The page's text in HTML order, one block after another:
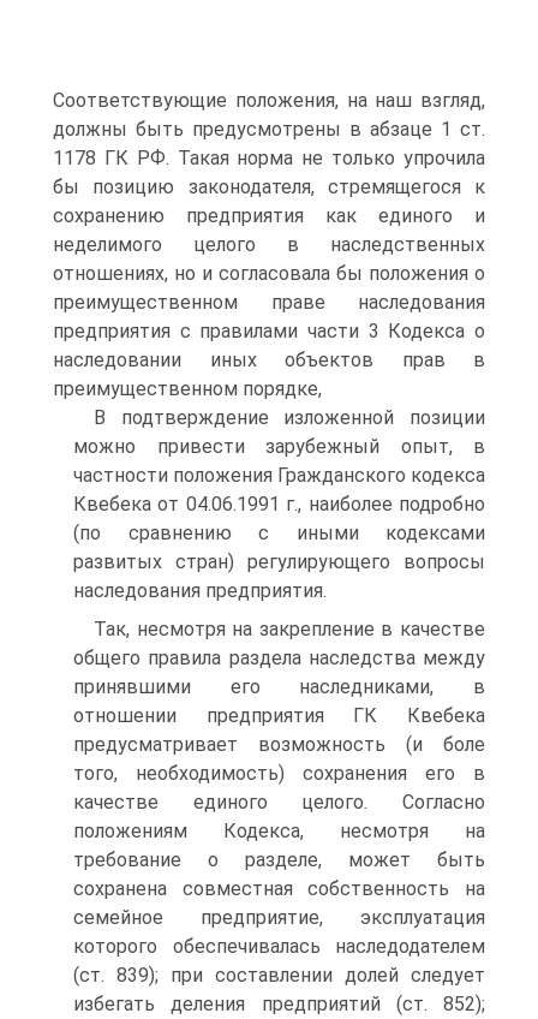
Соответствующие положения, на наш взгляд,
должны быть предусмотрены в абзаце 1 ст.
1178 ГК РФ. Такая норма не только упрочила
бы позицию законодателя, стремящегося к
сохранению предприятия как единого и
неделимого целого в наследственных
отношениях, но и согласовала бы положения о
преимущественном праве наследования
предприятия с правилами части 3 Кодекса о
наследовании иных объектов прав в
преимущественном порядке,
В подтверждение изложенной позиции
можно привести зарубежный опыт, в
частности положения Гражданского кодекса
Квебека от 04.06.1991 г., наиболее подробно
(по сравнению с иными кодексами
развитых стран) регулирующего вопросы
наследования предприятия.
Так, несмотря на закрепление в качестве
общего правила раздела наследства между
принявшими его наследниками, в
отношении предприятия ГК Квебека
предусматривает возможность (и боле
того, необходимость) сохранения его в
качестве единого целого. Согласно
положениям Кодекса, несмотря на
требование о разделе, может быть
сохранена совместная собственность на
семейное предприятие, эксплуатация
которого обеспечивалась наследодателем
(ст. 839); при составлении долей следует
избегать деления предприятий (ст. 852);